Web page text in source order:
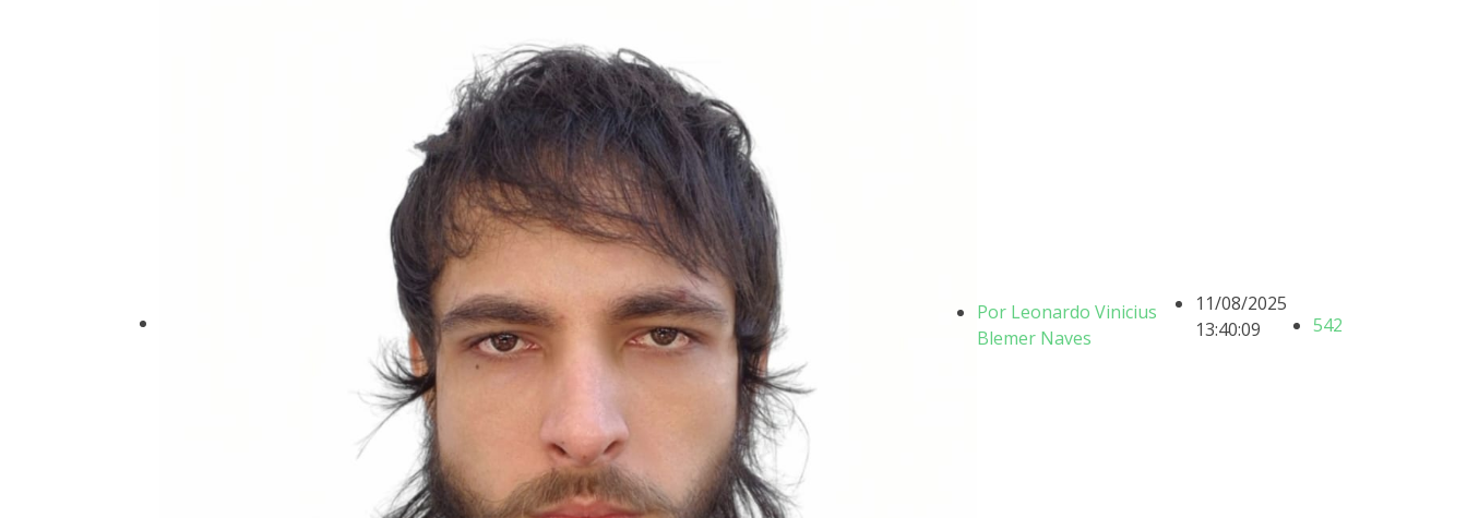
Por Leonardo Vinicius
Blemer Naves
11/08/2025
13:40:09
542